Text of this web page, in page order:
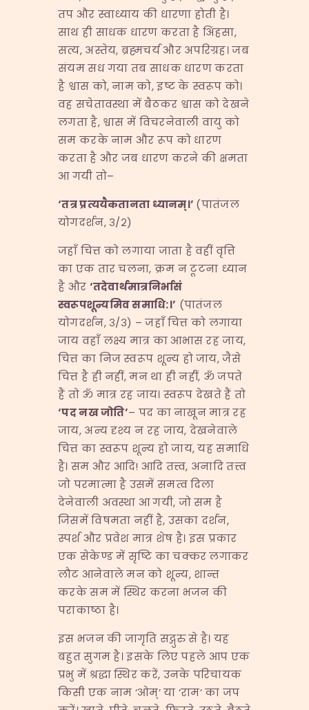
तप और स्वाध्याय की धारणा होती है।
साथ ही साधक धारण करता है अिंहसा,
सत्य, अस्तेय, ब्रह्मचर्य और अपरिग्रह। जब
संयम सध गया तब साधक धारण करता
है श्वास को, नाम को, इष्ट के स्वरूप को।
वह सचेतावस्था में बैठकर श्वास को देखने
लगता है, श्वास में विचरनेवाली वायु को
सम करके नाम और रूप को धारण
करता है और जब धारण करने की क्षमता
आ गयी तो–
‘तत्र प्रत्ययैकतानता ध्यानम्।’ (पातंजल
योगदर्शन, ३/२)
जहाँ चित्त को लगाया जाता है वहीं वृत्ति
का एक तार चलना, क्रम न टूटना ध्यान
है और ‘तदेवार्थमात्रनिर्भासं
स्वरूपशून्यमिव समाधि:।’ (पातंजल
योगदर्शन, ३/३) – जहाँ चित्त को लगाया
जाय वहाँ लक्ष्य मात्र का आभास रह जाय,
चित्त का निज स्वरूप शून्य हो जाय, जैसे
चित्त है ही नहीं, मन था ही नहीं, ॐ जपते
हैं तो ॐ मात्र रह जाय। स्वरूप देखते हैं तो
‘पद नख जोति’– पद का नाखून मात्र रह
जाय, अन्य दृश्य न रह जाय, देखनेवाले
चित्त का स्वरूप शून्य हो जाय, यह समाधि
है। सम और आदि! आदि तत्त्व, अनादि तत्त्व
जो परमात्मा है उसमें समत्व दिला
देनेवाली अवस्था आ गयी, जो सम है
जिसमें विषमता नहीं है, उसका दर्शन,
स्पर्श और प्रवेश मात्र शेष है। इस प्रकार
एक सेकेण्ड में सृष्टि का चक्कर लगाकर
लौट आनेवाले मन को शून्य, शान्त
करके सम में स्थिर करना भजन की
पराकाष्ठा है।
इस भजन की जागृति सद्गुरु से है। यह
बहुत सुगम है। इसके लिए पहले आप एक
प्रभु में श्रद्धा स्थिर करें, उनके परिचायक
किसी एक नाम ‘ओम्’ या ‘राम’ का जप